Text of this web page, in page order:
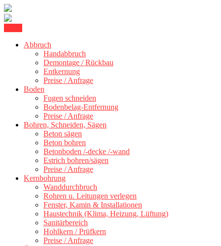
content
Betonschneiden Stuttgart
+ 300 kmAbbruch
Handabbruch
Demontage / Rückbau
Entkernung
Preise / Anfrage
Boden
Fugen schneiden
Bodenbelag-Entfernung
Preise / Anfrage
Bohren, Schneiden, Sägen
Beton sägen
Beton bohren
Betonboden /-decke /-wand
Estrich bohren/sägen
Preise / Anfrage
Kernbohrung
Wanddurchbruch
Rohren u. Leitungen verlegen
Fenster, Kamin & Installationen
Haustechnik (Klima, Heizung, Lüftung)
Sanitärbereich
Hohlkern / Prüfkern
Preise / Anfrage